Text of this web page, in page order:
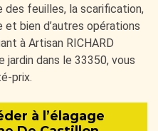
des feuilles, la scarification,
et bien d’autres opérations
à Artisan RICHARD
jardin dans le 33350, vous
prix.
à l’élagage